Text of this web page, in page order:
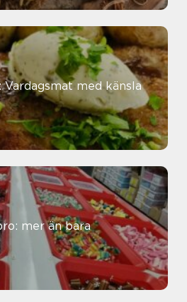
Vardagsmat med känsla
mer än bara